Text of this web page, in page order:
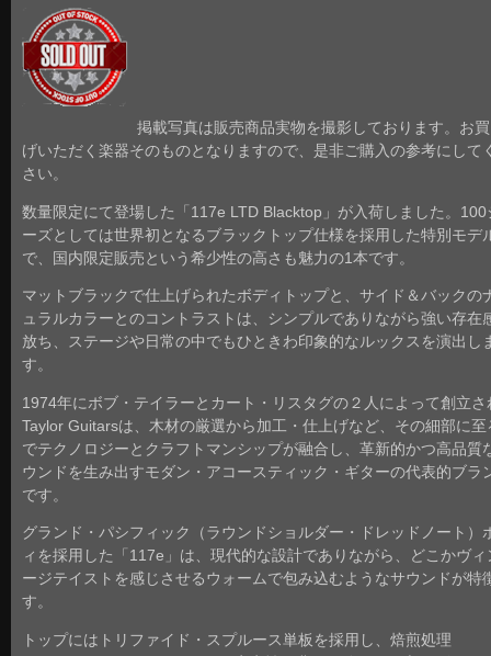
掲載写真は販売商品実物を撮影しております。お
げいただく楽器そのものとなりますので、是非ご購入の参考にして
さい。
数量限定にて登場した「117e LTD Blacktop」が入荷しました。100
ーズとしては世界初となるブラックトップ仕様を採用した特別モデ
で、国内限定販売という希少性の高さも魅力の1本です。
マットブラックで仕上げられたボディトップと、サイド＆バックの
ュラルカラーとのコントラストは、シンプルでありながら強い存在
放ち、ステージや日常の中でもひときわ印象的なルックスを演出し
す。
1974年にボブ・テイラーとカート・リスタグの２人によって創立さ
Taylor Guitarsは、木材の厳選から加工・仕上げなど、その細部に至
でテクノロジーとクラフトマンシップが融合し、革新的かつ高品質
ウンドを生み出すモダン・アコースティック・ギターの代表的ブラ
です。
グランド・パシフィック（ラウンドショルダー・ドレッドノート）
ィを採用した「117e」は、現代的な設計でありながら、どこかヴィ
ージテイストを感じさせるウォームで包み込むようなサウンドが特
す。
トップにはトリファイド・スプルース単板を採用し、焙煎処理